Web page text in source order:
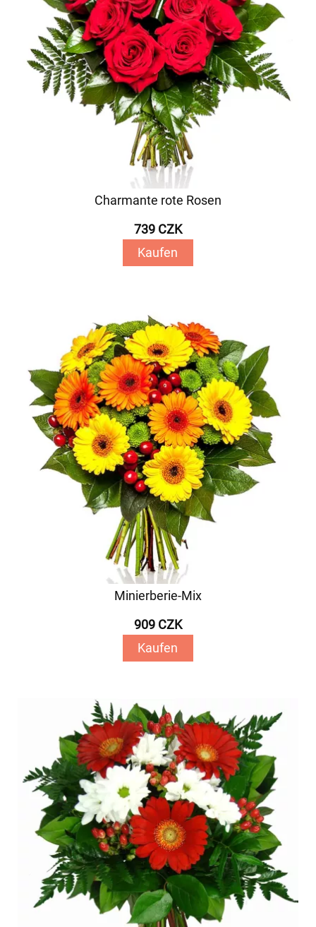
Charmante rote Rosen
739 CZK
Kaufen
Minierberie-Mix
909 CZK
Kaufen